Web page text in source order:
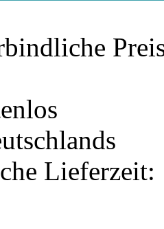
Lieferzeit: